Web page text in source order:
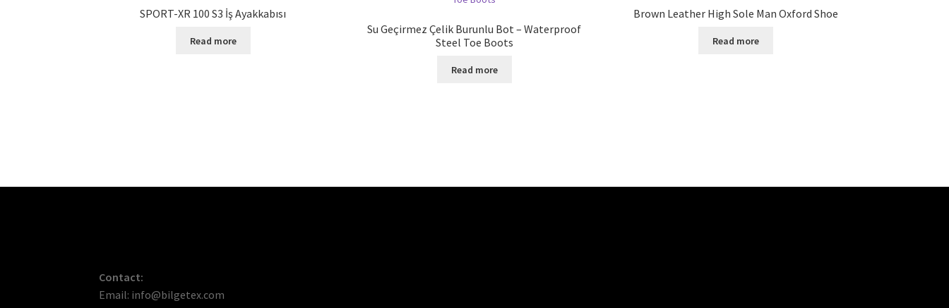
SPORT-XR 100 S3 İş Ayakkabısı
Read more
Su Geçirmez Çelik Burunlu Bot – Waterproof
Steel Toe Boots
Read more
Brown Leather High Sole Man Oxford Shoe
Read more
Contact:
Email: info@bilgetex.com